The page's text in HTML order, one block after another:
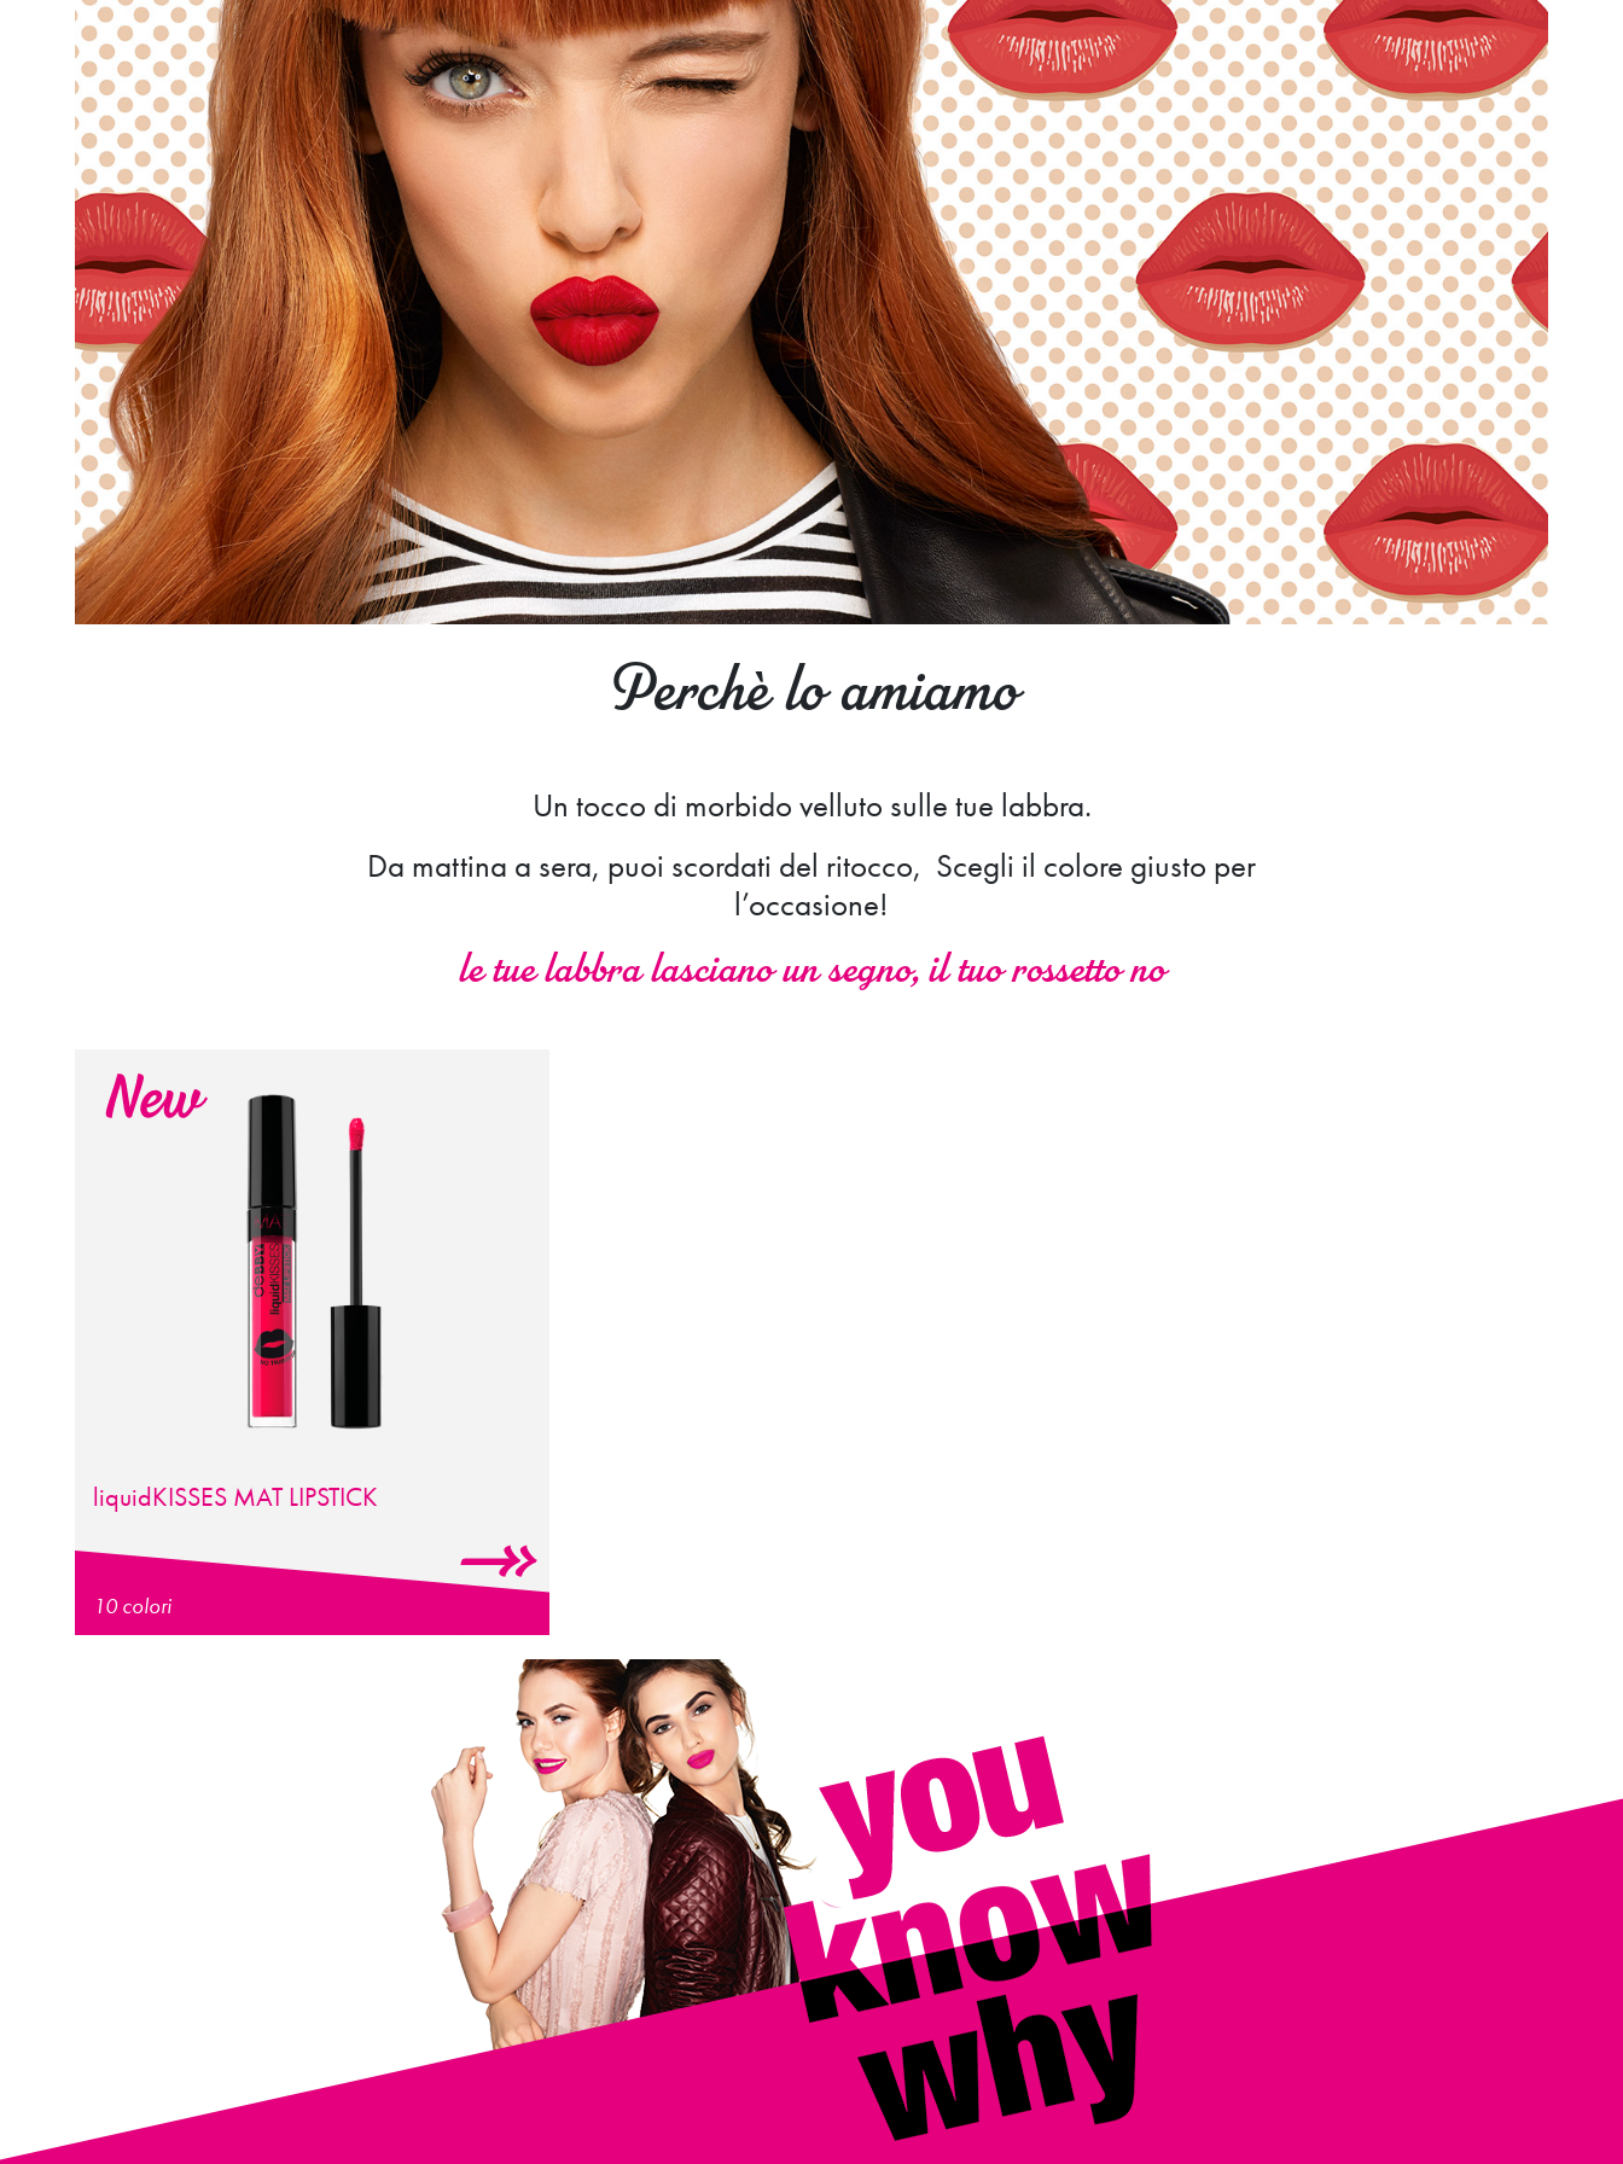
Perchè lo amiamo
Un tocco di morbido velluto sulle tue labbra.
Da mattina a sera, puoi scordati del ritocco, Scegli il colore giusto per
l’occasione!
le tue labbra lasciano un segno, il tuo rossetto no
liquidKISSES MAT LIPSTICK
10 colori